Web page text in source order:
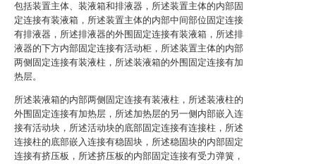
包括装置主体、装液箱和排液器，所述装置主体的内部固
定连接有装液箱，所述装置主体的内部中间部位固定连接
有排液器，所述排液器的外围固定连接有装液箱，所述排
液器的下方内部固定连接有活动柜，所述装置主体的内部
两侧固定连接有装液柱，所述装液箱的外围固定连接有加
热层。
所述装液箱的内部两侧固定连接有装液柱，所述装液柱的
外围固定连接有加热层，所述加热层的另一侧内部嵌入连
接有活动块，所述活动块的底部固定连接有连接柱，所述
连接柱的底部嵌入连接有稳固块，所述稳固块的内部固定
连接有挤压板，所述挤压板的内部固定连接有受力弹簧，